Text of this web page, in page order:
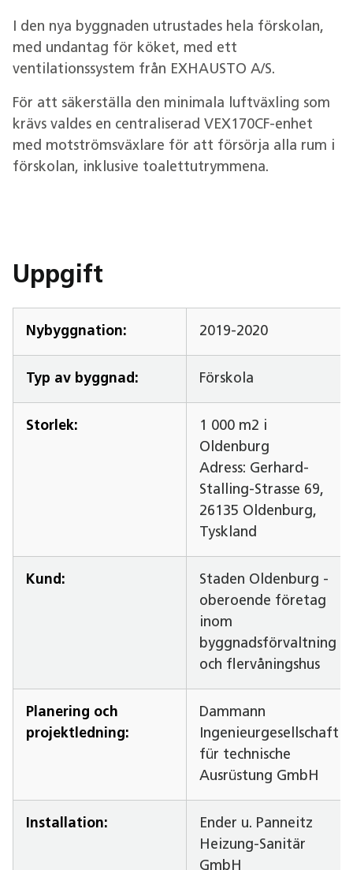
I den nya byggnaden utrustades hela förskolan,
med undantag för köket, med ett
ventilationssystem från EXHAUSTO A/S.
För att säkerställa den minimala luftväxling som
krävs valdes en centraliserad VEX170CF-enhet
med motströmsväxlare för att försörja alla rum i
förskolan, inklusive toalettutrymmena.
Uppgift
Nybyggnation: 2019-2020
Typ av byggnad: Förskola
Storlek:
1 000 m2 i
Oldenburg
Adress: Gerhard-
Stalling-Strasse 69,
26135 Oldenburg,
Tyskland
Kund:
Staden Oldenburg -
oberoende företag
inom
byggnadsförvaltning
och flervåningshus
Planering och
projektledning:
Dammann
Ingenieurgesellschaft
für technische
Ausrüstung GmbH
Installation:
Ender u. Panneitz
Heizung-Sanitär
GmbH